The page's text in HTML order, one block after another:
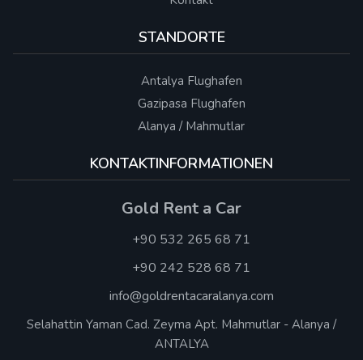
STANDORTE
Antalya Flughafen
Gazipasa Flughafen
Alanya / Mahmutlar
KONTAKTINFORMATIONEN
Gold Rent a Car
+90 532 265 68 71
+90 242 528 68 71
info@goldrentacaralanya.com
Selahattin Yaman Cad. Zeyma Apt. Mahmutlar - Alanya /
ANTALYA